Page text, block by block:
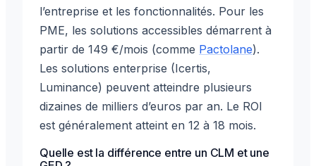
l’entreprise et les fonctionnalités. Pour les
PME, les solutions accessibles démarrent à
partir de 149 €/mois (comme Pactolane).
Les solutions enterprise (Icertis,
Luminance) peuvent atteindre plusieurs
dizaines de milliers d’euros par an. Le ROI
est généralement atteint en 12 à 18 mois.
Quelle est la différence entre un CLM et une